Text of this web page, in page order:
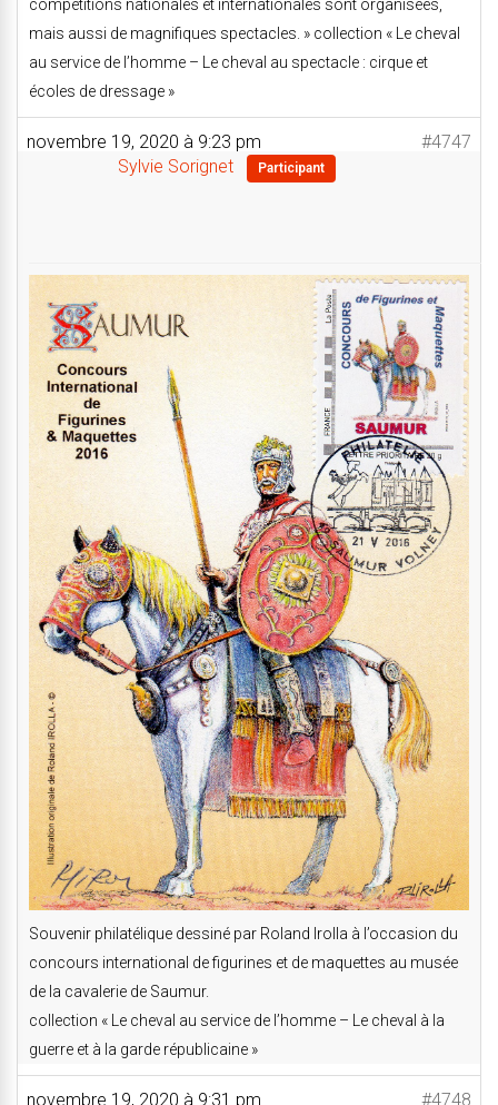
compétitions nationales et internationales sont organisées,
mais aussi de magnifiques spectacles. » collection « Le cheval
au service de l’homme – Le cheval au spectacle : cirque et
écoles de dressage »
novembre 19, 2020 à 9:23 pm
#4747
Sylvie Sorignet
Participant
Souvenir philatélique dessiné par Roland Irolla à l’occasion du
concours international de figurines et de maquettes au musée
de la cavalerie de Saumur.
collection « Le cheval au service de l’homme – Le cheval à la
guerre et à la garde républicaine »
novembre 19, 2020 à 9:31 pm
#4748